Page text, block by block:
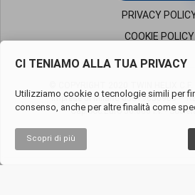
PRIVACY
COOKIE POLICY
Imprese di Milano05819650960 –
Cap.Soc.Euro 50.000 i.v. -
CI TENIAMO ALLA TUA PRIVACY
Utilizziamo cookie o tecnologie simili per
consenso, anche per altre finalità come
Scopri di più